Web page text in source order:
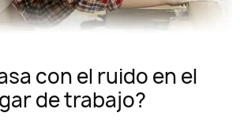
con el ruido en el
de trabajo?